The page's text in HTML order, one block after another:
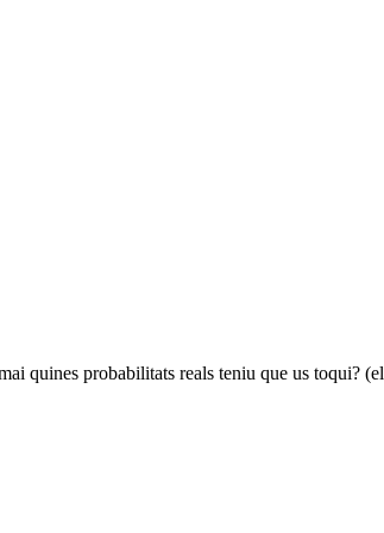
quines probabilitats reals teniu que us toqui?